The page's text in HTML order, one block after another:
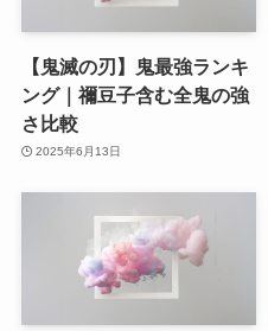
【鬼滅の刃】鬼最強ランキ
ング｜禰豆子含む全鬼の強
さ比較
2025年6月13日